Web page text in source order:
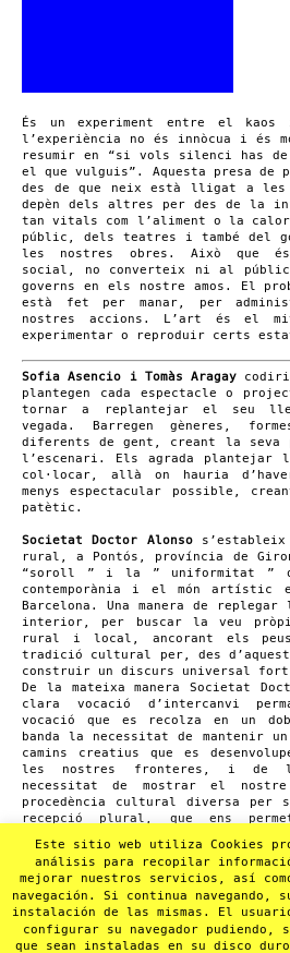
És un experiment entre el kaos
l’experiència no és innòcua i és
resumir en “si vols silenci has
el que vulguis”. Aquesta presa de
des de que neix està lligat a les
depèn dels altres per des de la
tan vitals com l’aliment o la calor.
públic, dels teatres i també del
les nostres obres. Això que és
social, no converteix ni al
governs en els nostre amos. El
està fet per manar, per
nostres accions. L’art és el
experimentar o reproduir certs
Sofia Asencio i Tomàs Aragay
plantegen cada espectacle o
tornar a replantejar el seu
vegada. Barregen gèneres,
diferents de gent, creant la seva
l’escenari. Els agrada plantejar
col·locar, allà on hauria
menys espectacular possible,
patètic.
Societat Doctor Alonsos’estableix
rural, a Pontós, província de
“soroll ” i la ” uniformitat ”
contemporània i el món artístic
Barcelona. Una manera de
interior, per buscar la veu
rural i local, ancorant els
tradició cultural per, des
construir un discurs universal
De la mateixa manera Societat
clara vocació d’intercanvi
vocació que es recolza en un
banda la necessitat de mantenir
camins creatius que es
les nostres fronteres, i de
necessitat de mostrar el
procedència cultural diversa per
recepció plural, que ens
Alonso col·labora amb un
multidisciplinaris amb qui
continuat en diversos projectes.
Premsa→
Este sitio web utiliza Cookies
análisis para recopilar
mejorar nuestros servicios, así
navegación. Si continua navegando,
instalación de las mismas. El
configurar su navegador
que sean instaladas en su disco